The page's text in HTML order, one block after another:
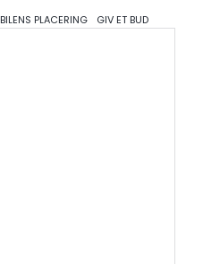
BILENS PLACERING GIV ET BUD